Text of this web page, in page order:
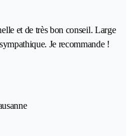
et de très bon conseil. Large
Je recommande !